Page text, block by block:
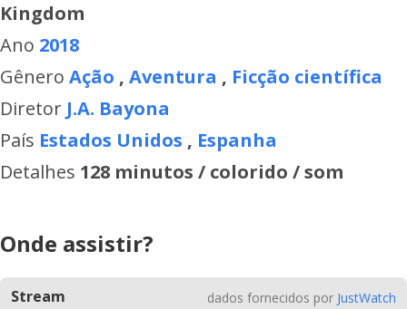
Kingdom
Ano 2018
Gênero Ação , Aventura , Ficção científica
Diretor J.A. Bayona
País Estados Unidos , Espanha
Detalhes 128 minutos / colorido / som
Onde assistir?
Stream dados fornecidos por JustWatch